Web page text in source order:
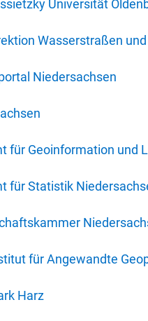
Universität
Wasserstraßen
Niedersachsen
für Geoinformation und
für Statistik
für Angewandte
Harz